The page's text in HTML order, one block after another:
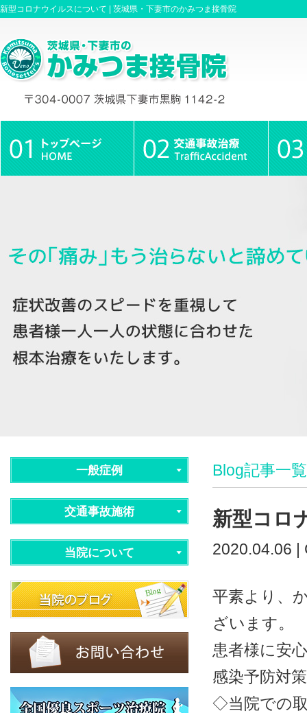
新型コロナウイルスについて | 茨城県・下妻市のかみつま接骨院
Blog記事一覧
新型コロ
2020.04.06
平素より、
ざいます。
患者様に安
感染予防対
◇当院での
一般症例
交通事故施術
当院について